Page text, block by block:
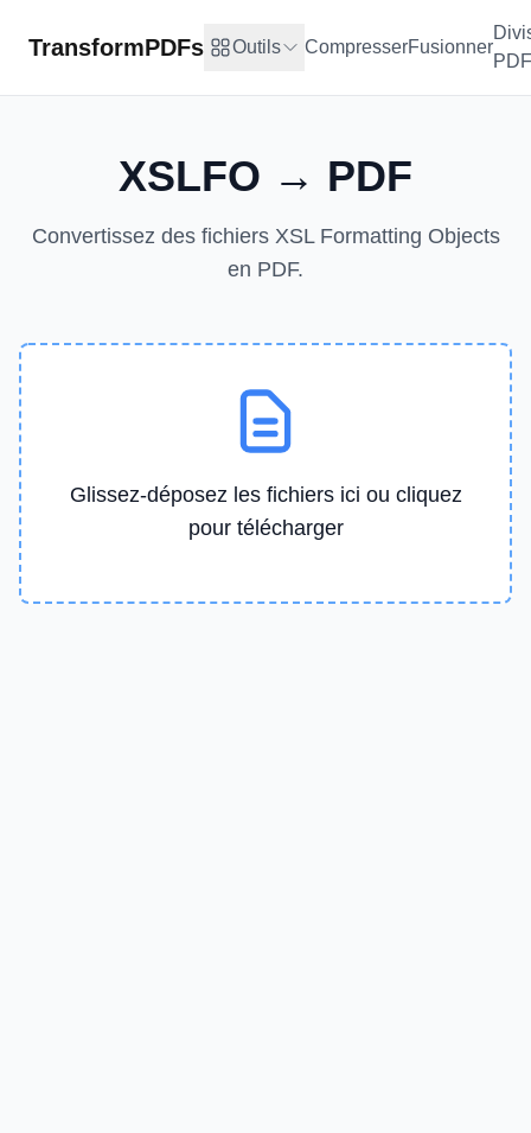
TransformPDFs Outils CompresserFusionner
PDF
XSLFO → PDF
Convertissez des fichiers XSL Formatting Objects
en PDF.
Glissez-déposez les fichiers ici ou cliquez
pour télécharger